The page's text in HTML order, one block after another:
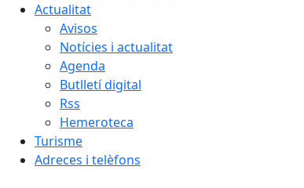
Actualitat
Avisos
Notícies i actualitat
Agenda
Butlletí digital
Rss
Hemeroteca
Turisme
Adreces i telèfons